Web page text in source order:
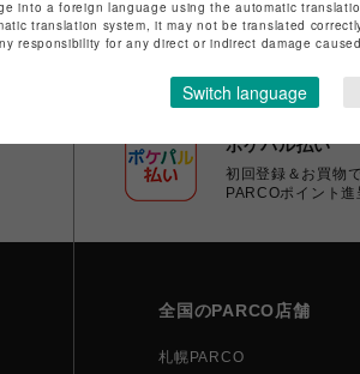
ポケパル払い
初回登録＆お買物
PARCOポイント進
全国のPARCO店舗
札幌PARCO
into a foreign language using the automatic
translation system, it may not be translated
responsibility for any direct or indirect damage
Switch language